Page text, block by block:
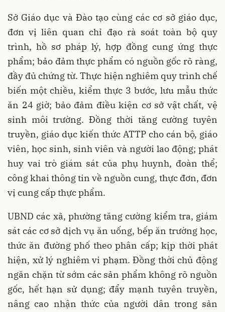
Sở Giáo dục và Đào tạo cùng các cơ sở giáo dục,
đơn vị liên quan chỉ đạo rà soát toàn bộ quy
trình, hồ sơ pháp lý, hợp đồng cung ứng thực
phẩm; bảo đảm thực phẩm có nguồn gốc rõ ràng,
đầy đủ chứng từ. Thực hiện nghiêm quy trình chế
biến một chiều, kiểm thực 3 bước, lưu mẫu thức
ăn 24 giờ; bảo đảm điều kiện cơ sở vật chất, vệ
sinh môi trường. Đồng thời tăng cường tuyên
truyền, giáo dục kiến thức ATTP cho cán bộ, giáo
viên, học sinh, sinh viên và người lao động; phát
huy vai trò giám sát của phụ huynh, đoàn thể;
công khai thông tin về nguồn cung, thực đơn, đơn
vị cung cấp thực phẩm.
UBND các xã, phường tăng cường kiểm tra, giám
sát các cơ sở dịch vụ ăn uống, bếp ăn trường học,
thức ăn đường phố theo phân cấp; kịp thời phát
hiện, xử lý nghiêm vi phạm. Đồng thời chủ động
ngăn chặn từ sớm các sản phẩm không rõ nguồn
gốc, hết hạn sử dụng; đẩy mạnh tuyên truyền,
nâng cao nhận thức của người dân trong sản